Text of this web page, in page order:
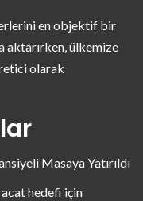
en objektif bir
aktarırken, ülkemize
olarak
Masaya Yatırıldı
hedefi için